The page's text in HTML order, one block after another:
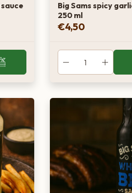
Big Sams spicy
250 ml
€4,50